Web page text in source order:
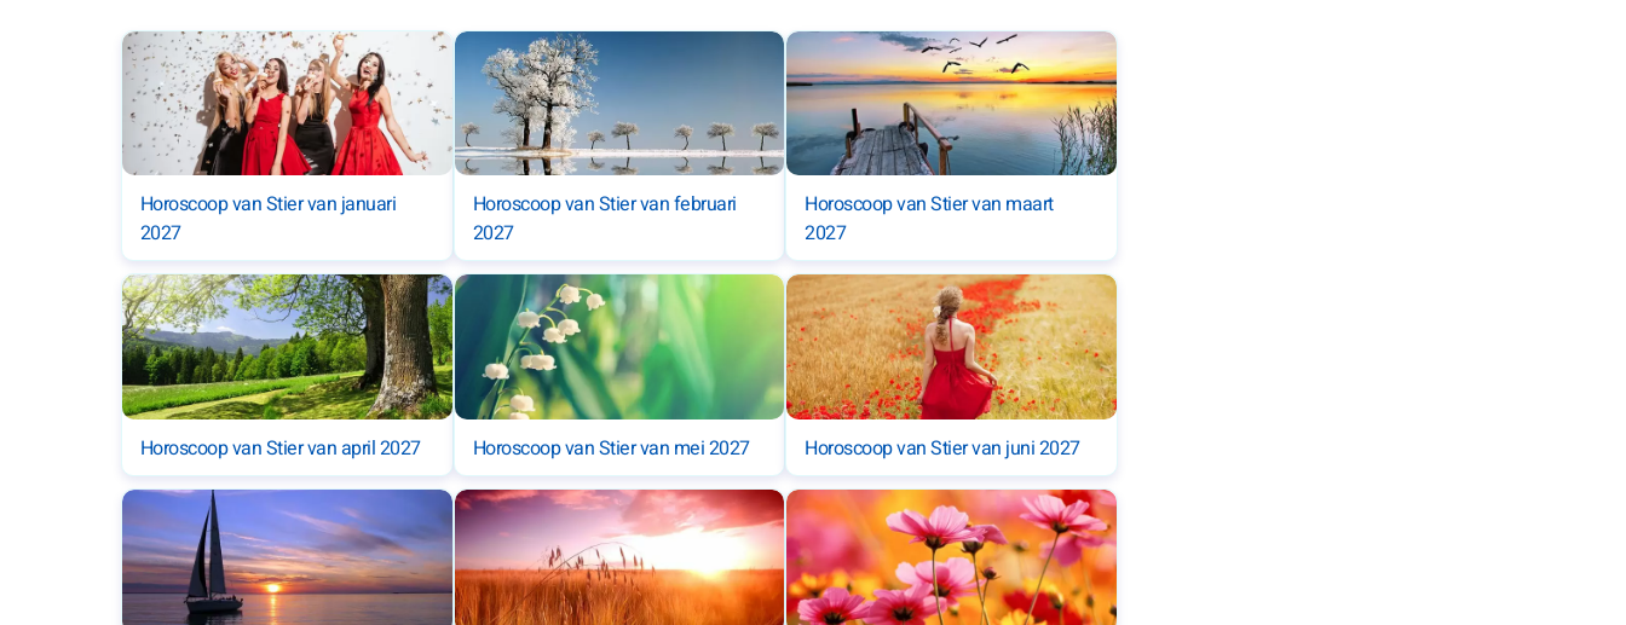
Horoscoop van Stier van januari
2027
Horoscoop van Stier van februari
2027
Horoscoop van Stier van maart
2027
Horoscoop van Stier van april 2027 Horoscoop van Stier van mei 2027 Horoscoop van Stier van juni 2027